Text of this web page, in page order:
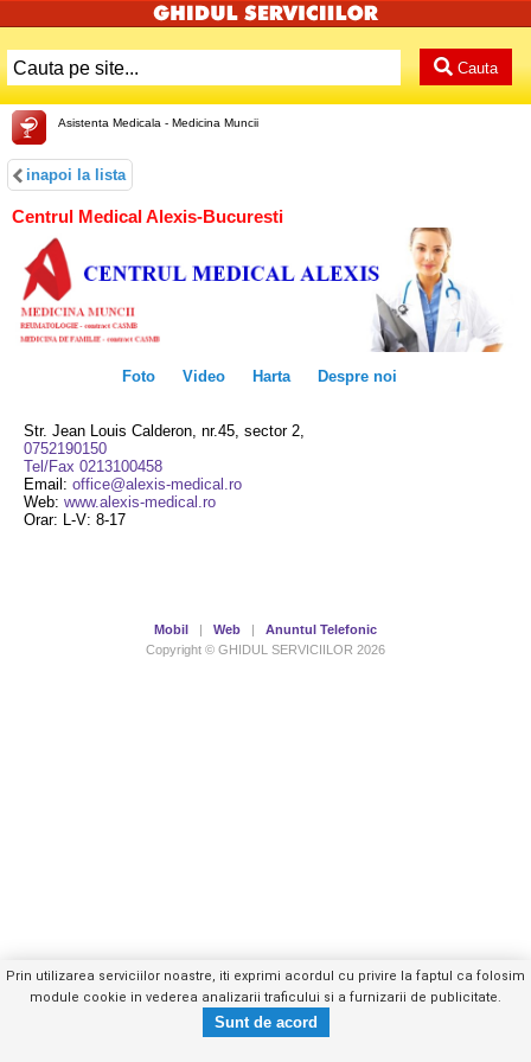
Cauta
Asistenta Medicala - Medicina Muncii
inapoi la lista
Centrul Medical Alexis-Bucuresti
Foto Video Harta Despre noi
Str. Jean Louis Calderon, nr.45, sector 2,
0752190150
Tel/Fax 0213100458
Email: office@alexis-medical.ro
Web: www.alexis-medical.ro
Orar: L-V: 8-17
Trimite mesaj privat
Mobil | Web | Anuntul Telefonic
Copyright © GHIDUL SERVICIILOR 2026
Prin utilizarea serviciilor noastre, iti exprimi acordul cu privire la faptul ca folosim
module cookie in vederea analizarii traficului si a furnizarii de publicitate.